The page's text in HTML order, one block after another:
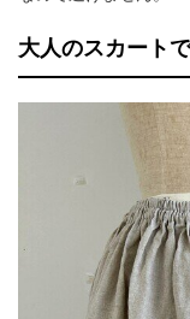
大人のスカート